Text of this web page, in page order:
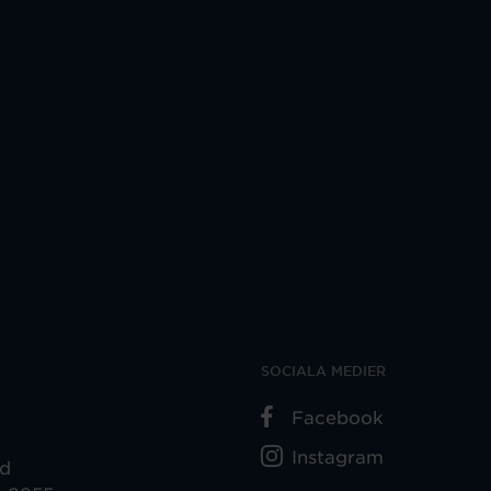
SOCIALA MEDIER
Facebook
Instagram